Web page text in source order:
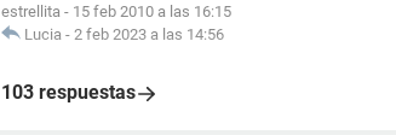
estrellita - 15 feb 2010 a las 16:15
Lucia - 2 feb 2023 a las 14:56
103 respuestas